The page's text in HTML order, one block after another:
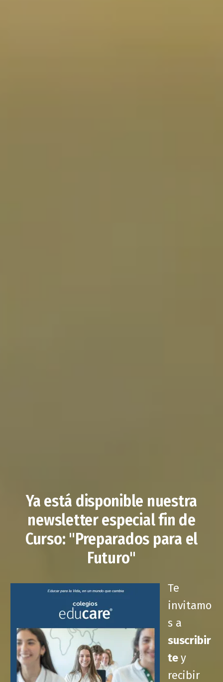
Ya está disponible nuestra
newsletter especial fin de
Curso: "Preparados para el
Futuro"
Te
invitamo
s a
suscribir
tey
recibir